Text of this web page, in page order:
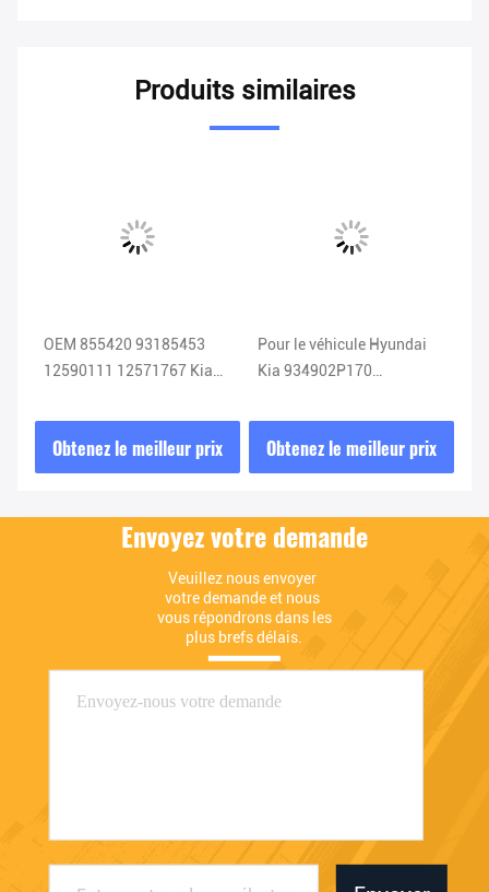
Produits similaires
OEM 855420 93185453
12590111 12571767 Kia
Lambda
Obtenez le meilleur prix
Pour le véhicule Hyundai
Kia 934902P170
Airbag Spring Clock
93490-2P170
Obtenez le meilleur prix
Envoyez votre demande
Veuillez nous envoyer
votre demande et nous
vous répondrons dans les
plus brefs délais.